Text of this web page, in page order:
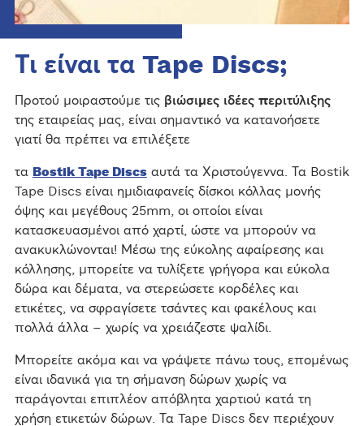
Τι είναι τα Tape Discs;
Προτού μοιραστούμε τις βιώσιμες ιδέες περιτύλιξης
της εταιρείας μας, είναι σημαντικό να κατανοήσετε
γιατί θα πρέπει να επιλέξετε
τα Bostik Tape Discsαυτά τα Χριστούγεννα. Τα Bostik
Tape Discs είναι ημιδιαφανείς δίσκοι κόλλας μονής
όψης και μεγέθους 25mm, οι οποίοι είναι
κατασκευασμένοι από χαρτί, ώστε να μπορούν να
ανακυκλώνονται! Μέσω της εύκολης αφαίρεσης και
κόλλησης, μπορείτε να τυλίξετε γρήγορα και εύκολα
δώρα και δέματα, να στερεώσετε κορδέλες και
ετικέτες, να σφραγίσετε τσάντες και φακέλους και
πολλά άλλα – χωρίς να χρειάζεστε ψαλίδι.
Μπορείτε ακόμα και να γράψετε πάνω τους, επομένως
είναι ιδανικά για τη σήμανση δώρων χωρίς να
παράγονται επιπλέον απόβλητα χαρτιού κατά τη
χρήση ετικετών δώρων. Τα Tape Discs δεν περιέχουν